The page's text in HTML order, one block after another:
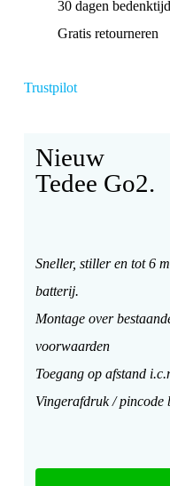
30 dagen bedenktijd
Gratis retourneren
Trustpilot
Nieuw
Tedee Go2.
Sneller, stiller en tot 6
batterij.
Montage over
voorwaarden
Toegang op afstand
Vingerafdruk / pincode